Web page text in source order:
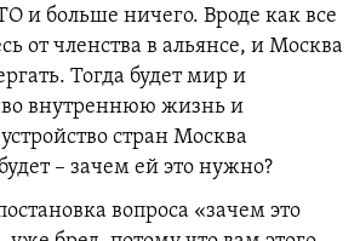
и больше ничего. Вроде как все
от членства в альянсе, и Москва
Тогда будет мир и
во внутреннюю жизнь и
стран Москва
– зачем ей это нужно?
вопроса «зачем это